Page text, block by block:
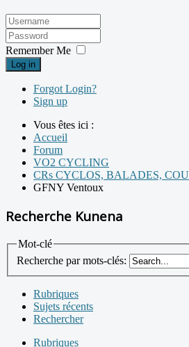
Remember Me
Log in
Forgot Login?
Sign up
Vous êtes ici :
Accueil
Forum
VO2 CYCLING
CRs CYCLOS, BALADES,
GFNY Ventoux
Recherche Kunena
Mot-clé
Recherche par mots-clés:
Rubriques
Sujets récents
Rechercher
Rubriques